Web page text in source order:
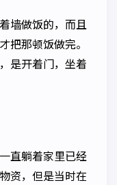
墙做饭的，而且
把那顿饭做完。
是开着门，坐着
直躺着家里已经
资，但是当时在